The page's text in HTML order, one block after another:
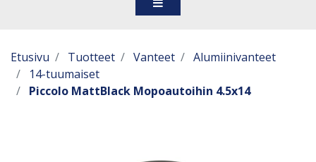
Etusivu Tuotteet Vanteet
Alumiinivanteet
14-tuumaiset
Piccolo MattBlack Mopoautoihin 4.5x14